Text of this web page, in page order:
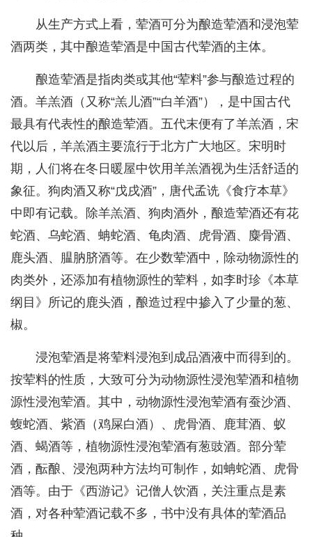
从生产方式上看，荤酒可分为酿造荤酒和浸泡荤
酒两类，其中酿造荤酒是中国古代荤酒的主体。
酿造荤酒是指肉类或其他“荤料”参与酿造过程的
酒。羊羔酒（又称“羔儿酒”“白羊酒”），是中国古代
最具有代表性的酿造荤酒。五代末便有了羊羔酒，宋
代以后，羊羔酒主要流行于北方广大地区。宋明时
期，人们将在冬日暖屋中饮用羊羔酒视为生活舒适的
象征。狗肉酒又称“戊戌酒”，唐代孟诜《食疗本草》
中即有记载。除羊羔酒、狗肉酒外，酿造荤酒还有花
蛇酒、乌蛇酒、蚺蛇酒、龟肉酒、虎骨酒、麋骨酒、
鹿头酒、腽肭脐酒等。在少数荤酒中，除动物源性的
肉类外，还添加有植物源性的荤料，如李时珍《本草
纲目》所记的鹿头酒，酿造过程中掺入了少量的葱、
椒。
浸泡荤酒是将荤料浸泡到成品酒液中而得到的。
按荤料的性质，大致可分为动物源性浸泡荤酒和植物
源性浸泡荤酒。其中，动物源性浸泡荤酒有蚕沙酒、
蝮蛇酒、紫酒（鸡屎白酒）、虎骨酒、鹿茸酒、蚁
酒、蝎酒等，植物源性浸泡荤酒有葱豉酒。部分荤
酒，酝酿、浸泡两种方法均可制作，如蚺蛇酒、虎骨
酒等。由于《西游记》记僧人饮酒，关注重点是素
酒，对各种荤酒记载不多，书中没有具体的荤酒品